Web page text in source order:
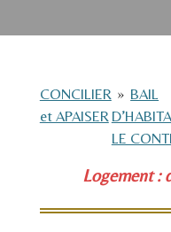
CONCILIER
et APAISER
» BAIL
LE
Logement :